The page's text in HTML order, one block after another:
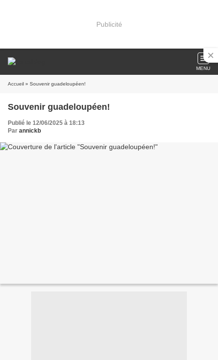
Publicité
MENU
Accueil » Souvenir guadeloupéen!
Souvenir guadeloupéen!
Publié le 12/06/2025 à 18:13
Par annickb